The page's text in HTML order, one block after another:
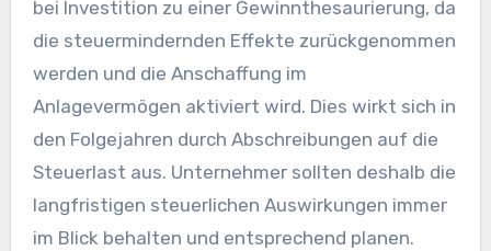
bei Investition zu einer Gewinnthesaurierung, da
die steuermindernden Effekte zurückgenommen
werden und die Anschaffung im
Anlagevermögen aktiviert wird. Dies wirkt sich in
den Folgejahren durch Abschreibungen auf die
Steuerlast aus. Unternehmer sollten deshalb die
langfristigen steuerlichen Auswirkungen immer
im Blick behalten und entsprechend planen.